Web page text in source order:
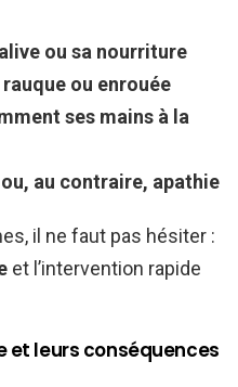
ou sa nourriture
ou enrouée
ses mains à la
au contraire, apathie
il ne faut pas hésiter :
et l’intervention rapide
et leurs conséquences